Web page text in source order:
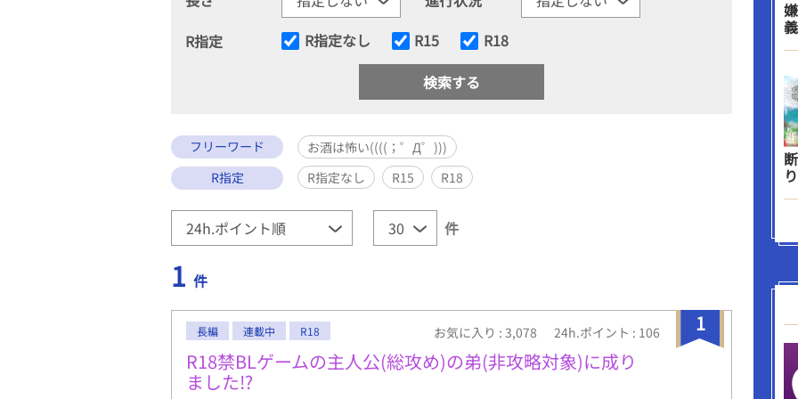
R指定
R指定なし R15 R18
フリーワード
お酒は怖い((((；゜Д゜)))
R指定
R指定なし R15 R18
件
1 件
1
長編 連載中 R18 お気に入り : 3,078 24h.ポイント : 106
R18禁BLゲームの主人公(総攻め)の弟(非攻略対象)に成り
ました⁉